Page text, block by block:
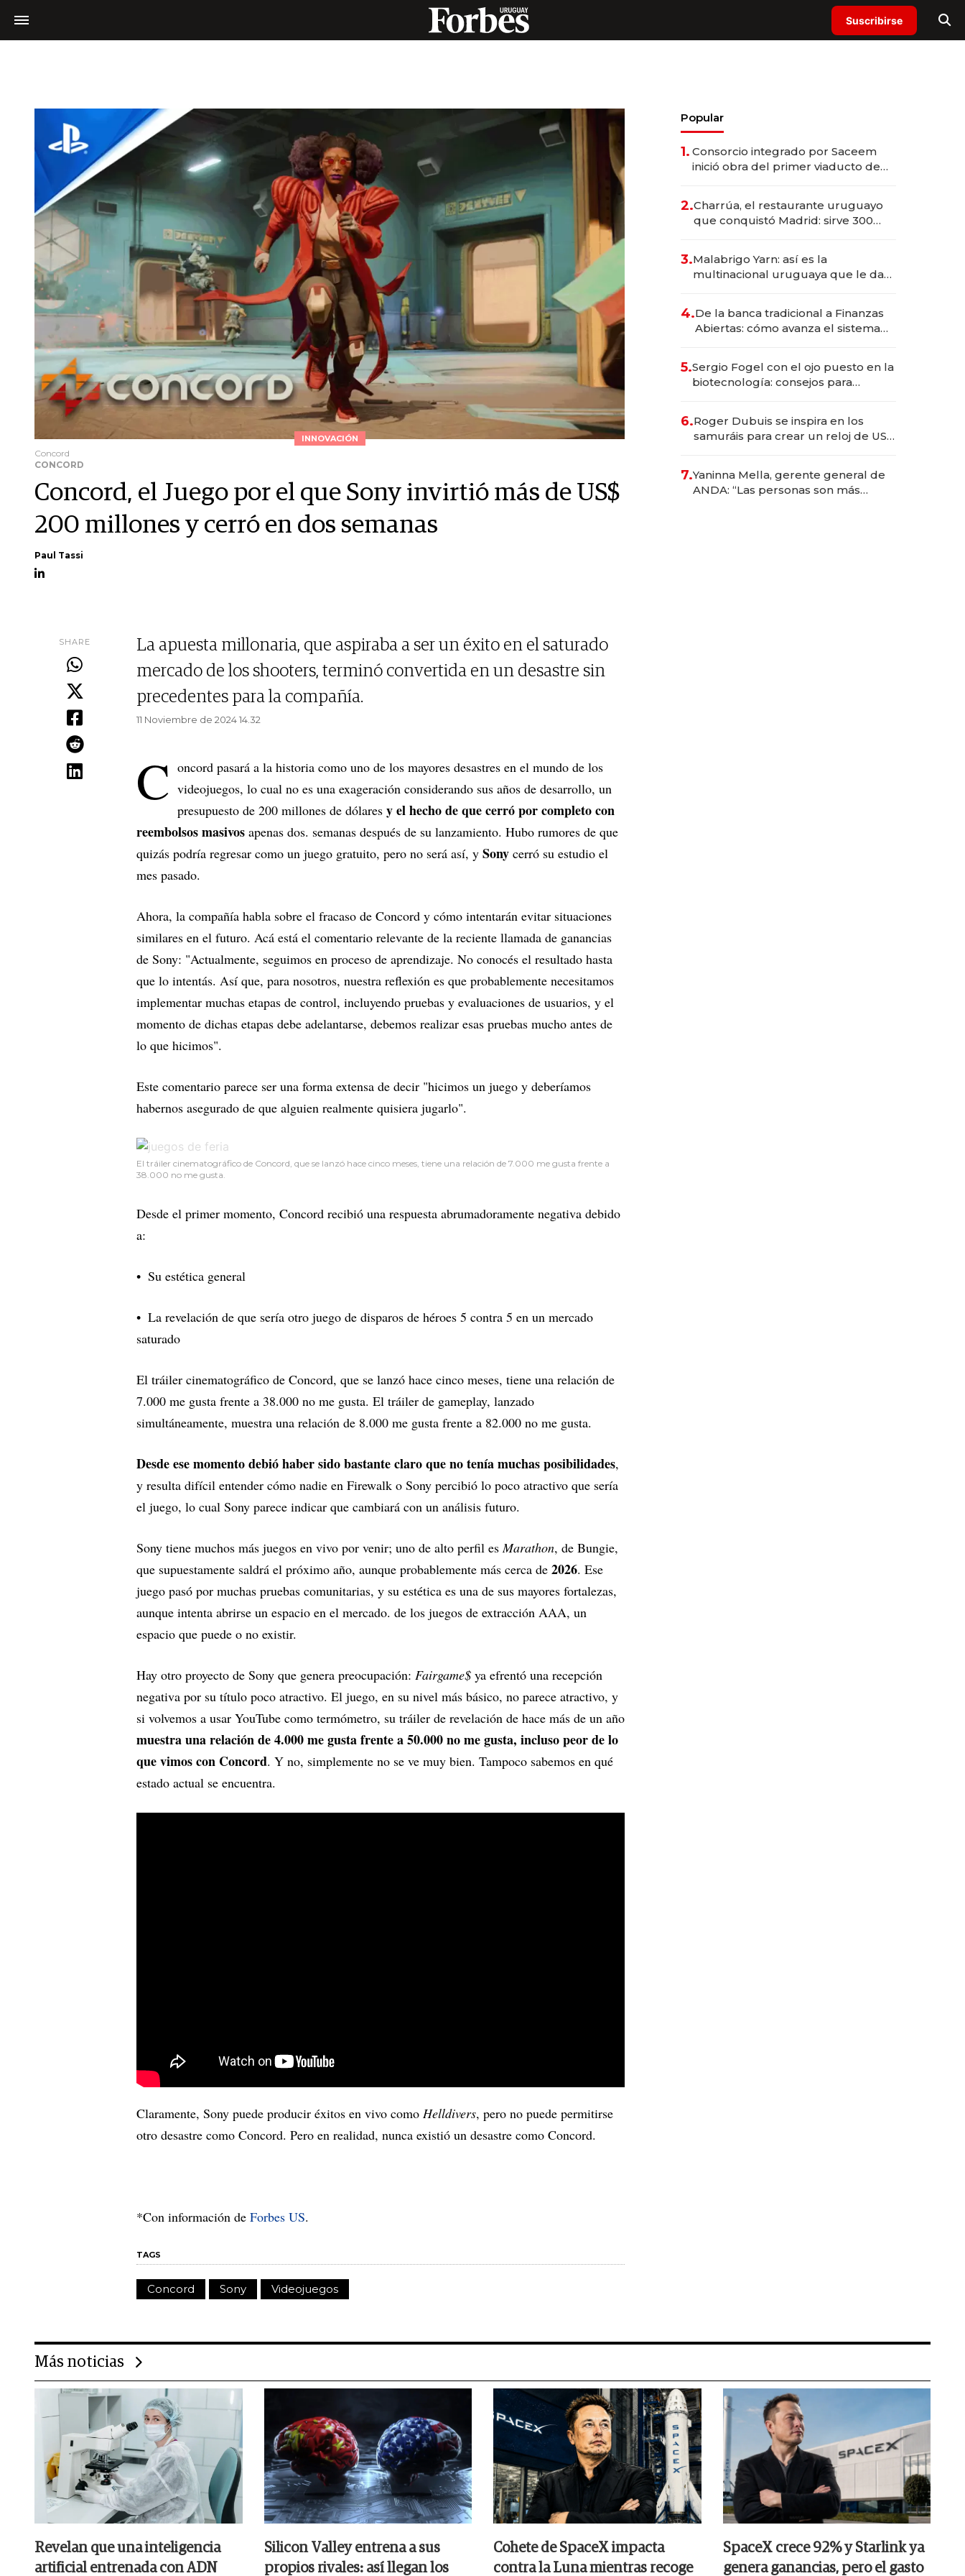
Suscribirse
INNOVACIÓN
Concord
CONCORD
Concord, el Juego por el que Sony invirtió más de US$
200 millones y cerró en dos semanas
Paul Tassi
SHARE
La apuesta millonaria, que aspiraba a ser un éxito en el saturado
mercado de los shooters, terminó convertida en un desastre sin
precedentes para la compañía.
11 Noviembre de 2024 14.32
C oncord pasará a la historia como uno de los mayores desastres en el mundo de los
videojuegos, lo cual no es una exageración considerando sus años de desarrollo, un
presupuesto de 200 millones de dólares y el hecho de que cerró por completo con
reembolsos masivos apenas dos. semanas después de su lanzamiento. Hubo rumores de que
quizás podría regresar como un juego gratuito, pero no será así, y Sony cerró su estudio el
mes pasado.
Ahora, la compañía habla sobre el fracaso de Concord y cómo intentarán evitar situaciones
similares en el futuro. Acá está el comentario relevante de la reciente llamada de ganancias
de Sony: "Actualmente, seguimos en proceso de aprendizaje. No conocés el resultado hasta
que lo intentás. Así que, para nosotros, nuestra reflexión es que probablemente necesitamos
implementar muchas etapas de control, incluyendo pruebas y evaluaciones de usuarios, y el
momento de dichas etapas debe adelantarse, debemos realizar esas pruebas mucho antes de
lo que hicimos".
Este comentario parece ser una forma extensa de decir "hicimos un juego y deberíamos
habernos asegurado de que alguien realmente quisiera jugarlo".
El tráiler cinematográfico de Concord, que se lanzó hace cinco meses, tiene una relación de 7.000 me gusta frente a
38.000 no me gusta.
Desde el primer momento, Concord recibió una respuesta abrumadoramente negativa debido
a:
Su estética general
La revelación de que sería otro juego de disparos de héroes 5 contra 5 en un mercado
saturado
El tráiler cinematográfico de Concord, que se lanzó hace cinco meses, tiene una relación de
7.000 me gusta frente a 38.000 no me gusta. El tráiler de gameplay, lanzado
simultáneamente, muestra una relación de 8.000 me gusta frente a 82.000 no me gusta.
Desde ese momento debió haber sido bastante claro que no tenía muchas posibilidades,
y resulta difícil entender cómo nadie en Firewalk o Sony percibió lo poco atractivo que sería
el juego, lo cual Sony parece indicar que cambiará con un análisis futuro.
Sony tiene muchos más juegos en vivo por venir; uno de alto perfil esMarathon, de Bungie,
que supuestamente saldrá el próximo año, aunque probablemente más cerca de 2026. Ese
juego pasó por muchas pruebas comunitarias, y su estética es una de sus mayores fortalezas,
aunque intenta abrirse un espacio en el mercado. de los juegos de extracción AAA, un
espacio que puede o no existir.
Hay otro proyecto de Sony que genera preocupación: Fairgame$ ya efrentó una recepción
negativa por su título poco atractivo. El juego, en su nivel más básico, no parece atractivo, y
si volvemos a usar YouTube como termómetro, su tráiler de revelación de hace más de un año
muestra una relación de 4.000 me gusta frente a 50.000 no me gusta, incluso peor de lo
que vimos con Concord. Y no, simplemente no se ve muy bien. Tampoco sabemos en qué
estado actual se encuentra.
Claramente, Sony puede producir éxitos en vivo como Helldivers, pero no puede permitirse
otro desastre como Concord. Pero en realidad, nunca existió un desastre como Concord.
*Con información de Forbes US.
TAGS
Concord Sony Videojuegos
Popular
1. Consorcio integrado por Saceem
inició obra del primer viaducto de
millones
2.Charrúa, el restaurante uruguayo
que conquistó Madrid: sirve 300
prepara apertura
3.Malabrigo Yarn: así es la
multinacional uruguaya que le da
4.De la banca tradicional a Finanzas
Abiertas: cómo avanza el sistema
5.Sergio Fogel con el ojo puesto en la
biotecnología: consejos para
6.Roger Dubuis se inspira en los
samuráis para crear un reloj de US$
7.Yaninna Mella, gerente general de
ANDA: “Las personas son más
Más noticias
Revelan que una inteligencia
artificial entrenada con ADN
Silicon Valley entrena a sus
propios rivales: así llegan los
Cohete de SpaceX impacta
contra la Luna mientras recoge
SpaceX crece 92% y Starlink ya
genera ganancias, pero el gasto